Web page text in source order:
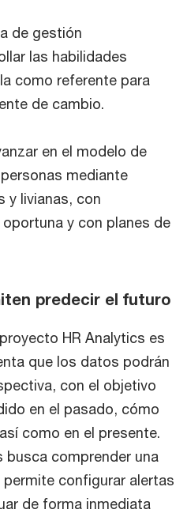
de gestión
las habilidades
como referente para
de cambio.
en el modelo de
mediante
y livianas, con
y con planes de
predecir el futuro
HR Analytics es
que los datos podrán
con el objetivo
en el pasado, cómo
como en el presente.
busca comprender una
configurar alertas
de forma inmediata